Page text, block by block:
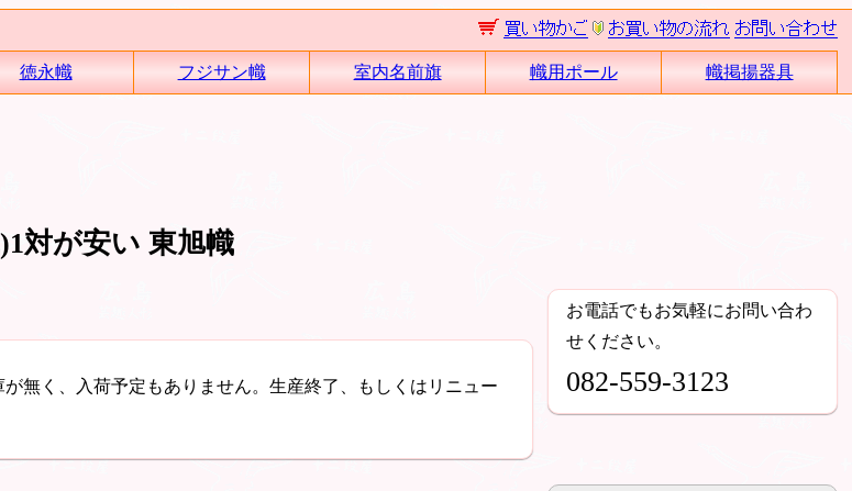
徳永幟 フジサン幟 室内名前旗 幟用ポール 幟掲揚器具
対が安い 東旭幟
が無く、入荷予定もありません。生産終了、もしくはリニュー
お電話でもお気軽にお問い合わ
せください。
082-559-3123